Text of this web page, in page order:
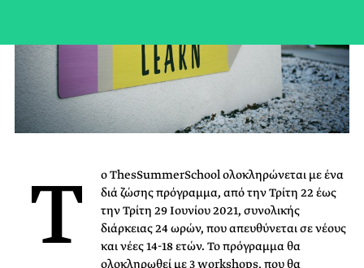
T
o ThesSummerSchool ολοκληρώνεται με ένα
διά ζώσης πρόγραμμα, από την Τρίτη 22 έως
την Τρίτη 29 Ιουνίου 2021, συνολικής
διάρκειας 24 ωρών, που απευθύνεται σε νέους
και νέες 14-18 ετών. Το πρόγραμμα θα
ολοκληρωθεί με 3 workshops, που θα